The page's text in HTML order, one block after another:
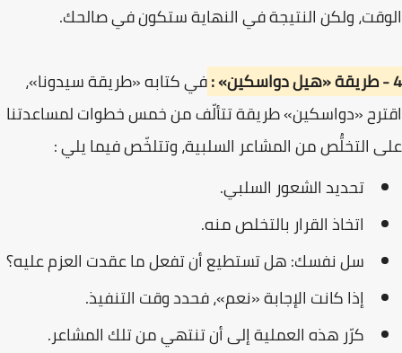
الوقت، ولكن النتيجة في النهاية ستكون في صالحك.
4- طريقة «هيل دواسكين» :في كتابه «طريقة سيدونا»،
اقترح «دواسكين» طريقة تتألّف من خمس خطوات لمساعدتنا
على التخلُّص من المشاعر السلبية، وتتلخّص فيما يلي :
تحديد الشعور السلبي.
اتخاذ القرار بالتخلص منه.
سل نفسك: هل تستطيع أن تفعل ما عقدت العزم عليه؟
إذا كانت الإجابة «نعم»، فحدد وقت التنفيذ.
كرّر هذه العملية إلى أن تنتهي من تلك المشاعر.